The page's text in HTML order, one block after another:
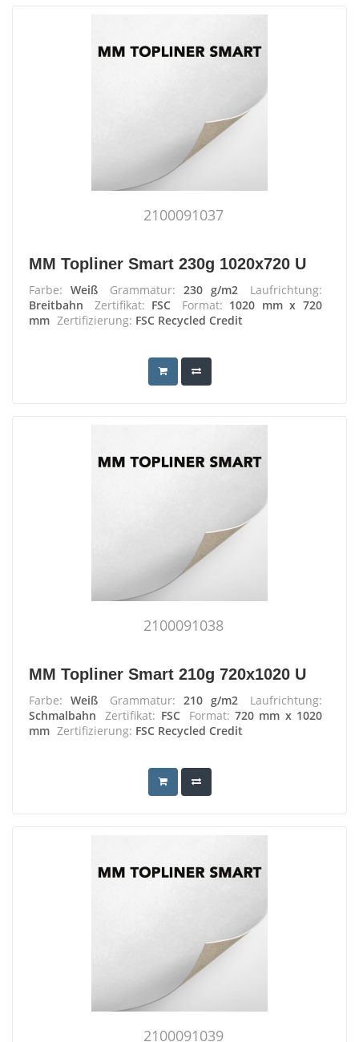
2100091037
MM Topliner Smart 230g 1020x720 U
Farbe: Weiß Grammatur: 230 g/m2
Laufrichtung:
Breitbahn
Zertifikat: FSC Format: 1020 mm x 720
mm Zertifizierung: FSC Recycled Credit
2100091038
MM Topliner Smart 210g 720x1020 U
Farbe: Weiß Grammatur: 210 g/m2
Laufrichtung:
Schmalbahn
Zertifikat: FSC Format:720 mm x 1020
mm Zertifizierung: FSC Recycled Credit
2100091039